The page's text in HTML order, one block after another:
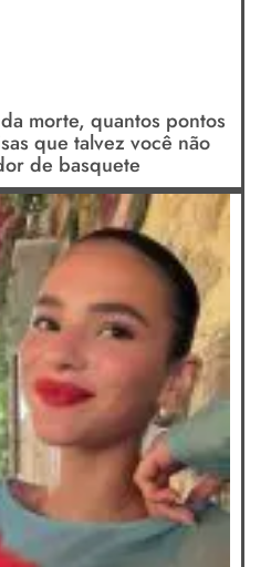
morte, quantos pontos
que talvez você não
de basquete